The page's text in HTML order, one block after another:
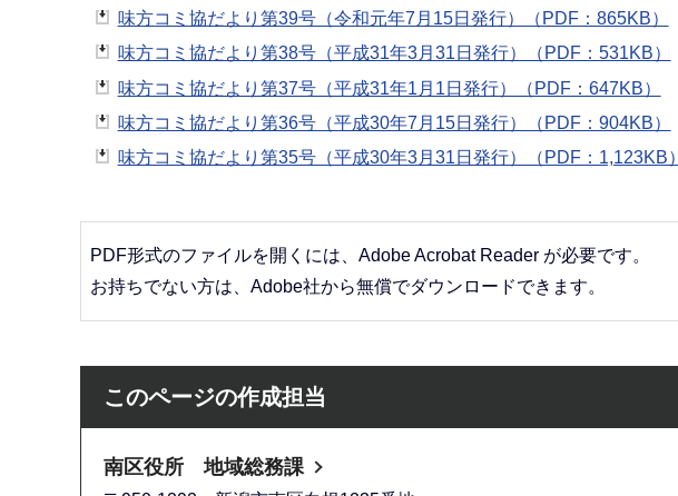
味方コミ協だより第39号（令和元年7月15日発行）（PDF：865KB）
味方コミ協だより第38号（平成31年3月31日発行）（PDF：531KB）
味方コミ協だより第37号（平成31年1月1日発行）（PDF：647KB）
味方コミ協だより第36号（平成30年7月15日発行）（PDF：904KB）
味方コミ協だより第35号（平成30年3月31日発行）（PDF：1,123KB）
PDF形式のファイルを開くには、Adobe Acrobat Reader が必要です。
お持ちでない方は、Adobe社から無償でダウンロードできます。
このページの作成担当
南区役所 地域総務課